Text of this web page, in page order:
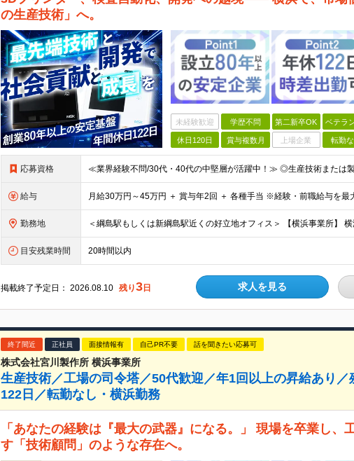
の生産技術」へ。
未経験歓迎 学歴不問 第二新卒OK ベテラ
休日120日 賞与複数月 上場企業 転勤
応募資格
給与
勤務地
目安残業時間 20時間以内
掲載終了予定日：2026.08.10 残り3 日 求人を見る
終了間近 正社員 面接情報有 自己PR不要 話を聞きたい応募可
株式会社宮川製作所 横浜事業所
生産技術／工場の司令塔／50代歓迎／年1回以上の昇給あり
122日／転勤なし・横浜勤務
「あなたの経験は『最大の武器』になる。」 現場を卒業し、
す「技術顧問」のような存在へ。